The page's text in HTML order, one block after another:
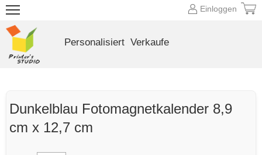
Dunkelblau Fotomagnetkalender 8,9
cm x 12,7 cm
Einloggen
Personalisiert Verkaufe